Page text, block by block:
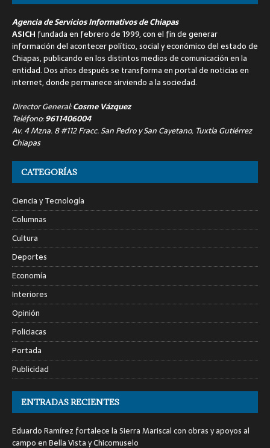
Agencia de Servicios Informativos de Chiapas
ASICH fundada en febrero de 1999, con el fin de generar
información del acontecer político, social y económico del estado de
Chiapas, publicando en los distintos medios de comunicación en la
entidad. Dos años después se transforma en portal de noticias en
internet, donde permanece sirviendo a la sociedad.
Director General:Cosme Vázquez
Teléfono:9611406004
Av. 4 Mzna. 8 #112 Fracc. San Pedro y San Cayetano, Tuxtla Gutiérrez
Chiapas
CATEGORÍAS
Ciencia y Tecnología
Columnas
Cultura
Deportes
Economía
Interiores
Opinión
Policiacas
Portada
Publicidad
ENTRADAS RECIENTES
Eduardo Ramírez fortalece la Sierra Mariscal con obras y apoyos al
campo en Bella Vista y Chicomuselo